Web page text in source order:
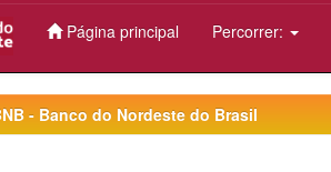
Página principal Percorrer:
- Banco do Nordeste do Brasil